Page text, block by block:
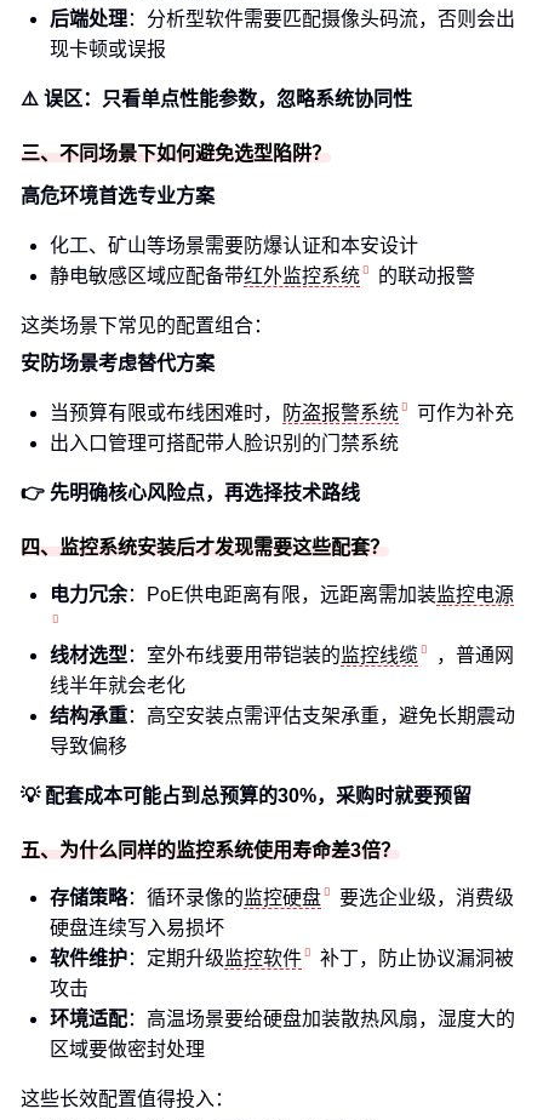
后端处理：分析型软件需要匹配摄像头码流，否则会出
现卡顿或误报
⚠️ 误区：只看单点性能参数，忽略系统协同性
三、不同场景下如何避免选型陷阱？
高危环境首选专业方案
化工、矿山等场景需要防爆认证和本安设计
静电敏感区域应配备带红外监控系统 的联动报警
这类场景下常见的配置组合：
安防场景考虑替代方案
当预算有限或布线困难时， 防盗报警系统
可作为补充
出入口管理可搭配带人脸识别的门禁系统
👉 先明确核心风险点，再选择技术路线
四、监控系统安装后才发现需要这些配套？
电力冗余：PoE供电距离有限，远距离需加装监控电源
线材选型 ：室外布线要用带铠装的监控线缆
，普通网
线半年就会老化
结构承重：高空安装点需评估支架承重，避免长期震动
导致偏移
💡 配套成本可能占到总预算的30%，采购时就要预留
五、为什么同样的监控系统使用寿命差3倍？
存储策略：循环录像的监控硬盘
要选企业级，消费级
硬盘连续写入易损坏
软件维护：定期升级监控软件
补丁，防止协议漏洞被
攻击
环境适配：高温场景要给硬盘加装散热风扇，湿度大的
区域要做密封处理
这些长效配置值得投入：